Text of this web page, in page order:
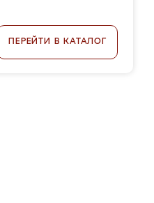
ПЕРЕЙТИ В КАТАЛОГ